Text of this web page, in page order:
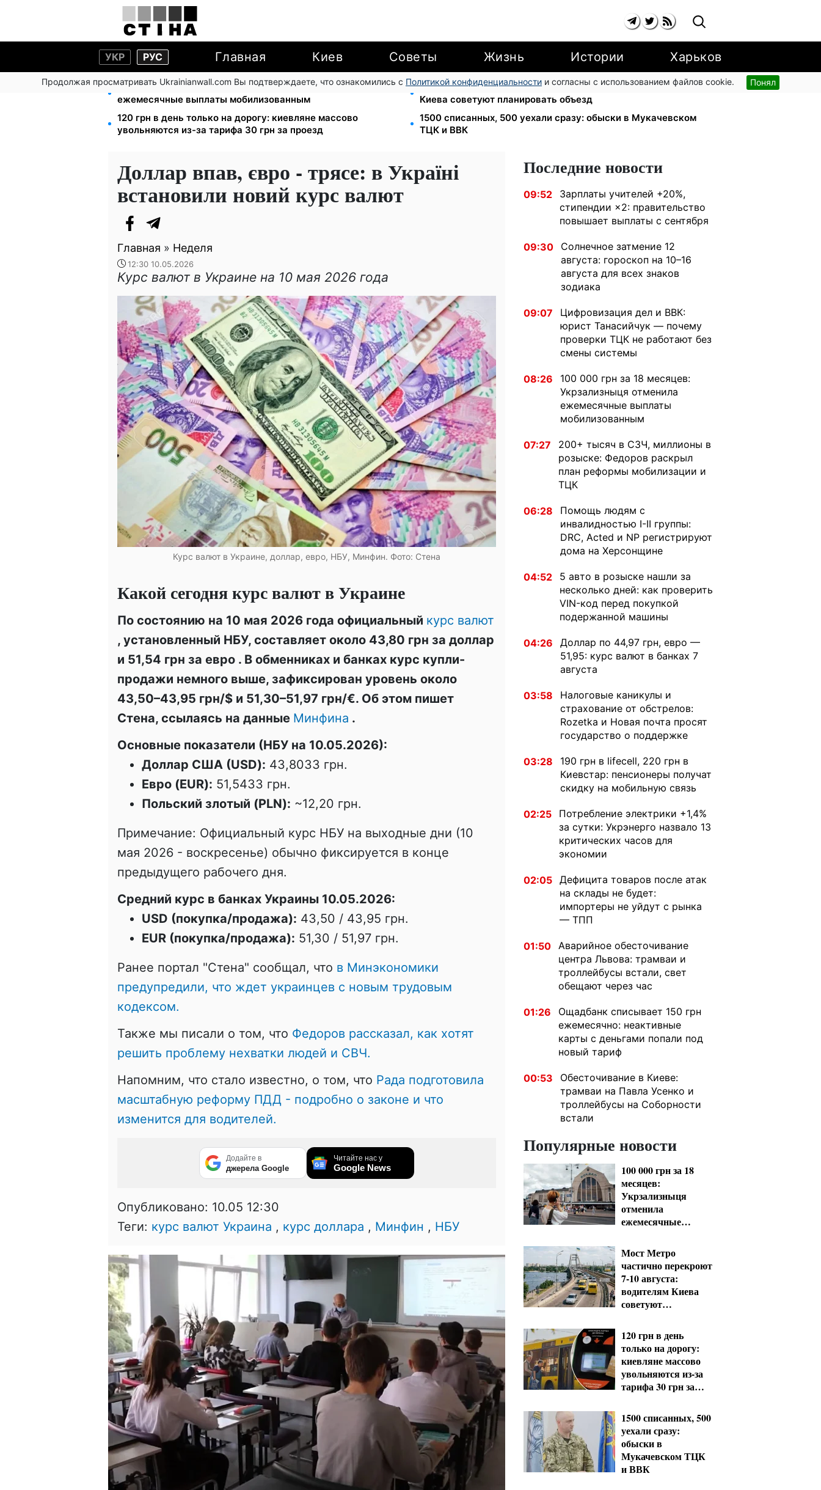
УКР РУС Главная Киев Советы Жизнь Истории Харьков
Продолжая просматривать Ukrainianwall.com Вы подтверждаете, что ознакомились с Политикой конфиденциальности и согласны с использованием файлов cookie. Понял
100 000 грн за 18 месяцев: Укрзализныця отменила
ежемесячные выплаты мобилизованным
Мост Метро частично перекроют 7-10 августа: водителям
Киева советуют планировать объезд
120 грн в день только на дорогу: киевляне массово
увольняются из-за тарифа 30 грн за проезд
1500 списанных, 500 уехали сразу: обыски в Мукачевском
ТЦК и ВВК
Доллар впав, євро - трясе: в Україні
встановили новий курс валют
Главная » Неделя
12:30 10.05.2026
Курс валют в Украине на 10 мая 2026 года
Курс валют в Украине, доллар, евро, НБУ, Минфин. Фото: Стена
Какой сегодня курс валют в Украине
По состоянию на 10 мая 2026 года официальный курс валют
, установленный НБУ, составляет около 43,80 грн за доллар
и 51,54 грн за евро . В обменниках и банках курс купли-
продажи немного выше, зафиксирован уровень около
43,50–43,95 грн/$ и 51,30–51,97 грн/€. Об этом пишет
Стена, ссылаясь на данные Минфина .
Основные показатели (НБУ на 10.05.2026):
Доллар США (USD): 43,8033 грн.
Евро (EUR): 51,5433 грн.
Польский злотый (PLN): ~12,20 грн.
Примечание: Официальный курс НБУ на выходные дни (10
мая 2026 - воскресенье) обычно фиксируется в конце
предыдущего рабочего дня.
Средний курс в банках Украины 10.05.2026:
USD (покупка/продажа): 43,50 / 43,95 грн.
EUR (покупка/продажа): 51,30 / 51,97 грн.
Ранее портал "Стена" сообщал, что в Минэкономики
предупредили, что ждет украинцев с новым трудовым
кодексом.
Также мы писали о том, что Федоров рассказал, как хотят
решить проблему нехватки людей и СВЧ.
Напомним, что стало известно, о том, что Рада подготовила
масштабную реформу ПДД - подробно о законе и что
изменится для водителей.
Додайте в
джерела Google
Читайте нас у
Google News
Опубликовано: 10.05 12:30
Теги: курс валют Украина , курс доллара , Минфин , НБУ
Последние новости
09:52
Зарплаты учителей +20%,
стипендии ×2: правительство
повышает выплаты с сентября
09:30
Солнечное затмение 12
августа: гороскоп на 10–16
августа для всех знаков
зодиака
09:07
Цифровизация дел и ВВК:
юрист Танасийчук — почему
проверки ТЦК не работают без
смены системы
08:26
100 000 грн за 18 месяцев:
Укрзализныця отменила
ежемесячные выплаты
мобилизованным
07:27
200+ тысяч в СЗЧ, миллионы в
розыске: Федоров раскрыл
план реформы мобилизации и
ТЦК
06:28
Помощь людям с
инвалидностью I-II группы:
DRC, Acted и NP регистрируют
дома на Херсонщине
04:52
5 авто в розыске нашли за
несколько дней: как проверить
VIN-код перед покупкой
подержанной машины
04:26
Доллар по 44,97 грн, евро —
51,95: курс валют в банках 7
августа
03:58
Налоговые каникулы и
страхование от обстрелов:
Rozetka и Новая почта просят
государство о поддержке
03:28
190 грн в lifecell, 220 грн в
Киевстар: пенсионеры получат
скидку на мобильную связь
02:25
Потребление электрики +1,4%
за сутки: Укрэнерго назвало 13
критических часов для
экономии
02:05 Дефицита товаров после атак
на склады не будет:
импортеры не уйдут с рынка
— ТПП
01:50 Аварийное обесточивание
центра Львова: трамваи и
троллейбусы встали, свет
обещают через час
01:26
Ощадбанк списывает 150 грн
ежемесячно: неактивные
карты с деньгами попали под
новый тариф
00:53
Обесточивание в Киеве:
трамваи на Павла Усенко и
троллейбусы на Соборности
встали
Популярные новости
100 000 грн за 18
месяцев:
Укрзализныця
отменила
ежемесячные
мобилизованным
Мост Метро
частично перекроют
7-10 августа:
водителям Киева
советуют
120 грн в день
только на дорогу:
киевляне массово
увольняются из-за
тарифа 30 грн за
1500 списанных, 500
уехали сразу:
обыски в
Мукачевском ТЦК
и ВВК